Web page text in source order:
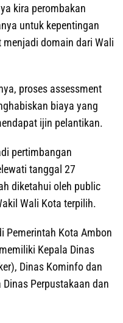
kira perombakan
untuk kepentingan
menjadi domain dari Wali
proses assessment
biaya yang
ijin pelantikan.
pertimbangan
tanggal 27
diketahui oleh public
Wali Kota terpilih.
Pemerintah Kota Ambon
Kepala Dinas
Dinas Kominfo dan
Perpustakaan dan